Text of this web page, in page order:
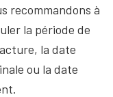
recommandons à
la période de
la date
ou la date